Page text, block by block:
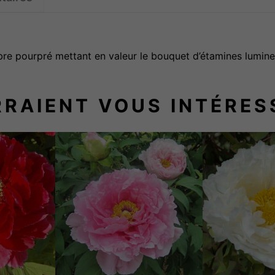
I
O
pourpré mettant en valeur le bouquet d’étamines
VOUS